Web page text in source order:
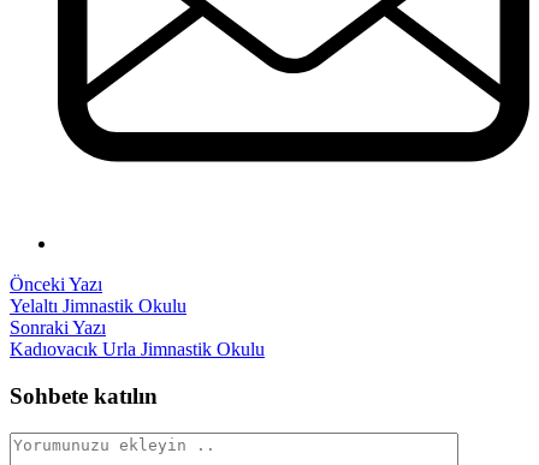
Yazı
gezinmesi
Önceki Yazı
yazı:
Yelaltı Jimnastik Okulu
Sonraki Yazı
yazı:
Kadıovacık Urla Jimnastik Okulu
Sohbete katılın